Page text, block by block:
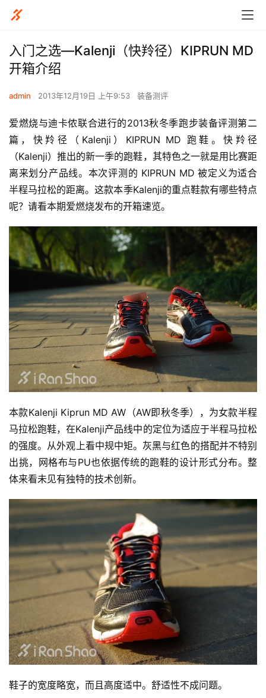
入门之选—Kalenji（快羚径）KIPRUN MD
开箱介绍
admin 2013年12月19日 上午9:53 装备测评
爱燃烧与迪卡侬联合进行的2013秋冬季跑步装备评测第二
篇，快羚径（Kalenji）KIPRUN MD 跑鞋。快羚径
（Kalenji）推出的新一季的跑鞋，其特色之一就是用比赛距
离来划分产品线。本次评测的 KIPRUN MD 被定义为适合
半程马拉松的距离。这款本季Kalenji的重点鞋款有哪些特点
呢？请看本期爱燃烧发布的开箱速览。
本款Kalenji Kiprun MD AW（AW即秋冬季），为女款半程
马拉松跑鞋，在Kalenji产品线中的定位为适应于半程马拉松
的强度。从外观上看中规中矩。灰黑与红色的搭配并不特别
出挑，网格布与PU也依据传统的跑鞋的设计形式分布。整
体来看未见有独特的技术创新。
鞋子的宽度略宽，而且高度适中。舒适性不成问题。